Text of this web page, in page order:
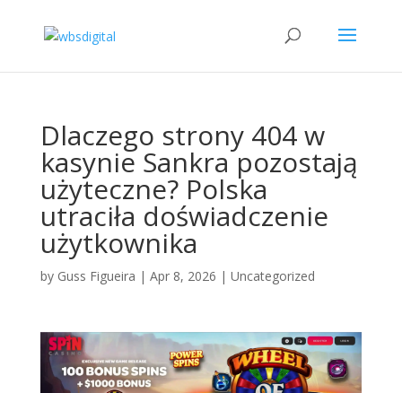
Dlaczego strony 404 w
kasynie Sankra pozostają
użyteczne? Polska
utraciła doświadczenie
użytkownika
by Guss Figueira | Apr 8, 2026 | Uncategorized